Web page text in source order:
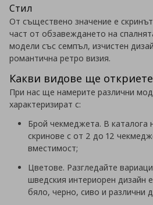
Стил
От съществено значение е
част от обзавеждането на
модели със семпъл, изчистен
романтична ретро визия.
Какви видове ще
При нас ще намерите различни
характеризират с:
Брой чекмеджета. В каталога
скринове с от 2 до 12
вместимост;
Цветове. Разгледайте
шведския интериорен дизайн
бяло, черно, сиво и различни